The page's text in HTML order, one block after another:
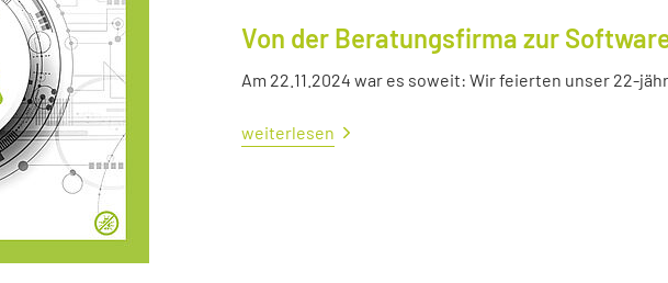
Von der Beratungsfirma zur
Am 22.11.2024 war es soweit: Wir feierten unser 22-
weiterlesen